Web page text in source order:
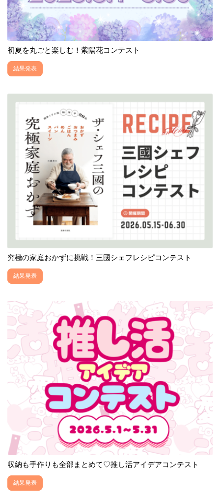
初夏を丸ごと楽しむ！紫陽花コンテスト
結果発表
究極の家庭おかずに挑戦！三國シェフレシピコンテスト
結果発表
収納も手作りも全部まとめて♡推し活アイデアコンテスト
結果発表